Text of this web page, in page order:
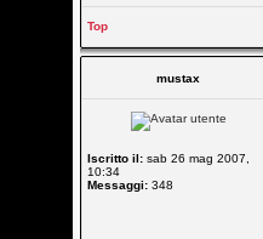
Top
mustax
Iscritto il: sab 26 mag 2007,
10:34
Messaggi: 348